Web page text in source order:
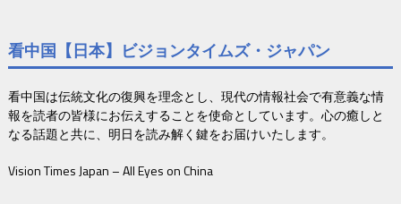
看中国【日本】ビジョンタイムズ・ジャパン
看中国は伝統文化の復興を理念とし、現代の情報社会で有意義な情
報を読者の皆様にお伝えすることを使命としています。心の癒しと
なる話題と共に、明日を読み解く鍵をお届けいたします。
Vision Times Japan – All Eyes on China